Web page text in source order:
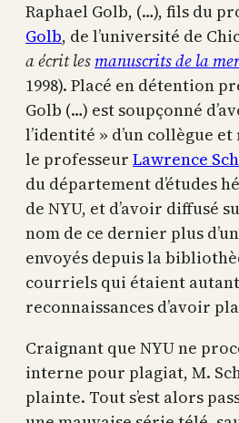
Raphael Golb, (…), fils du
Golb, de l’université de
a écrit les manuscrits de la
1998). Placé en détention
Golb (…) est soupçonné
l’identité » d’un collègue
le professeur Lawrence
du département d’études
de NYU, et d’avoir diffusé
nom de ce dernier plus
envoyés depuis la
courriels qui étaient
reconnaissances d’avoir
Craignant que NYU ne
interne pour plagiat, M.
plainte. Tout s’est alors